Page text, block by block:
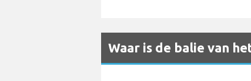
Waar is de balie van